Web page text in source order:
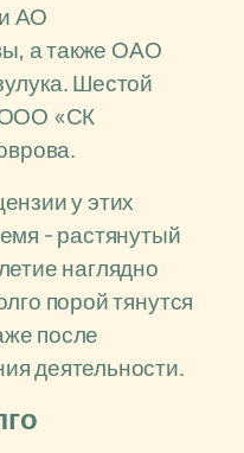
АО
а также ОАО
Шестой
ООО «СК
у этих
- растянутый
наглядно
порой тянутся
после
деятельности.